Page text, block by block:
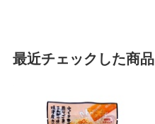
最近チェックした商品